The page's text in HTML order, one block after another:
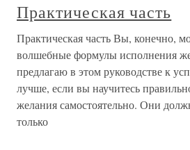
Практическая часть
Практическая часть Вы, конечно,
волшебные формулы исполнения
предлагаю в этом руководстве к
лучше, если вы научитесь
желания самостоятельно. Они
только